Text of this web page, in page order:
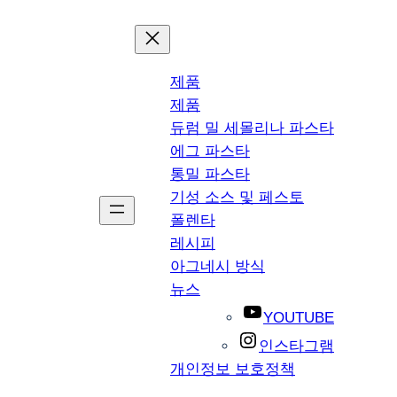
제품
제품
듀럼 밀 세몰리나 파스타
에그 파스타
통밀 파스타
기성 소스 및 페스토
폴렌타
레시피
아그네시 방식
뉴스
YOUTUBE
인스타그램
개인정보 보호정책